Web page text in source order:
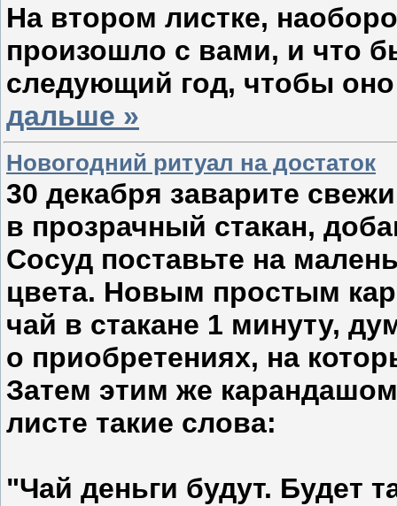
На втором листке,
произошло с вами, и что
следующий год, чтобы
дальше »
Новогодний ритуал на достаток
30 декабря заварите
в прозрачный стакан,
Сосуд поставьте на
цвета. Новым простым
чай в стакане 1 минуту,
о приобретениях, на
Затем этим же
листе такие слова:
"Чай деньги будут. Будет